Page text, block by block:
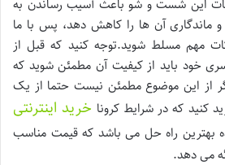
این شست و شو باعث آسیب رساندن به
آن ها را کاهش دهد، پس با ما
مهم مسلط شوید.توجه کنید که قبل از
خود باید از کیفیت آن مطمئن شوید که
از این موضوع مطمئن نیست حتما از یک
کنید که در شرایط کرونا خرید اینترنتی
بهترین راه حل می باشد که قیمت مناسب
می دهد.